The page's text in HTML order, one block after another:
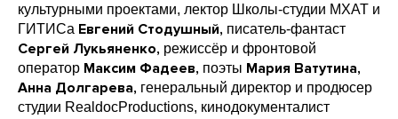
культурными проектами, лектор Школы-студии МХАТ и
ГИТИСа Евгений Стодушный, писатель-фантаст
Сергей Лукьяненко, режиссёр и фронтовой
оператор Максим Фадеев, поэты Мария Ватутина,
Анна Долгарева, генеральный директор и продюсер
студии RealdocProductions, кинодокументалист